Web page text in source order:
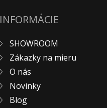
INFORMÁCIE
SHOWROOM
Zákazky na mieru
O nás
Novinky
Blog